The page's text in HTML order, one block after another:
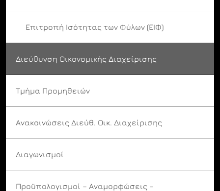
Επιτροπή Ισότητας των Φύλων (ΕΙΦ)
Διεύθυνση Οικονομικής Διαχείρισης
Τμήμα Προμηθειών
Ανακοινώσεις Διεύθ. Οικ. Διαχείρισης
Διαγωνισμοί
Προϋπολογισμοί – Αναμορφώσεις –